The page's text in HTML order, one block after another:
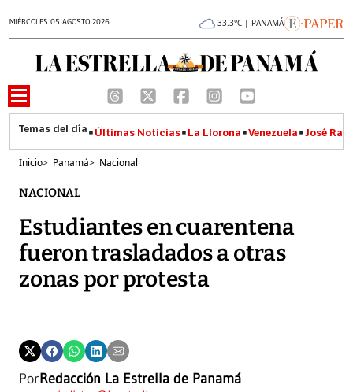
MIÉRCOLES 05 AGOSTO 2026 33.3°C | PANAMÁ
Últimas Noticias La Llorona Venezuela José
Inicio> Panamá> Nacional
NACIONAL
Estudiantes en cuarentena
fueron trasladados a otras
zonas por protesta
PorRedacción La Estrella de Panamá